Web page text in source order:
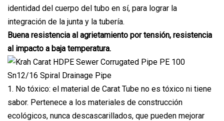
identidad del cuerpo del tubo en sí, para lograr la
integración de la junta y la tubería.
Buena resistencia al agrietamiento por tensión, resistencia
al impacto a baja temperatura.
1. No tóxico: el material de Carat Tube no es tóxico ni tiene
sabor. Pertenece a los materiales de construcción
ecológicos, nunca descascarillados, que pueden mejorar